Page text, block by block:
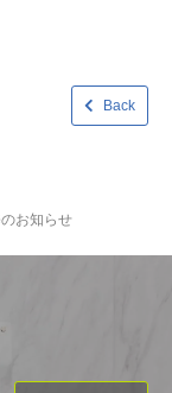
Back
お知らせ